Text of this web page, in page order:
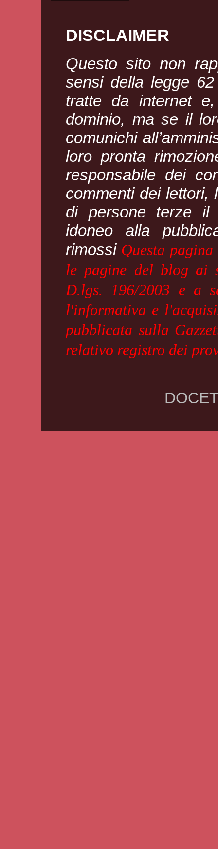
DISCLAIMER
Questo sito non
sensi della legge
tratte da internet
dominio, ma se il
comunichi
loro pronta
responsabile dei
commenti dei lettori,
di persone terze il
idoneo alla
rimossi Questa
le pagine del blog ai
D.lgs. 196/2003 e a
l'informativa e
pubblicata sulla
relativo registro dei